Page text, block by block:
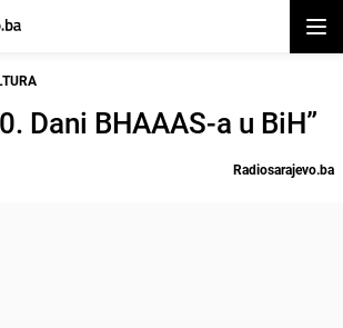
Dani BHAAAS-a u BiH”
Radiosarajevo.ba